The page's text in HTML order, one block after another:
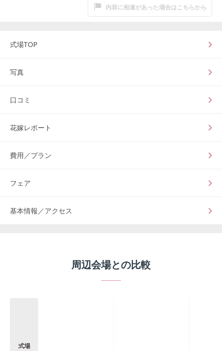
内容に相違があった場合はこちらから
式場TOP
写真
口コミ
花嫁レポート
費用／プラン
フェア
基本情報／アクセス
周辺会場との比較
式場